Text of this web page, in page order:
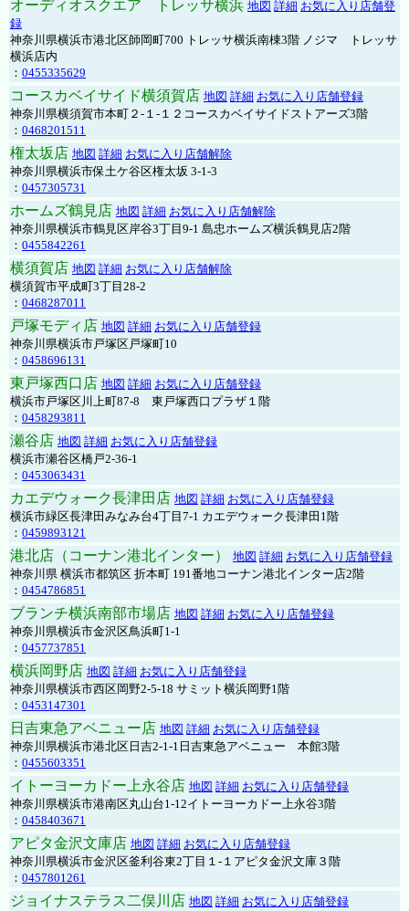
オーディオスクエア トレッサ横浜 地図 詳細 お気に入り店舗登
録
神奈川県横浜市港北区師岡町700 トレッサ横浜南棟3階 ノジマ トレッサ
横浜店内
： 0455335629
コースカベイサイド横須賀店 地図 詳細 お気に入り店舗登録
神奈川県横須賀市本町２-１-１２コースカベイサイドストアーズ3階
： 0468201511
権太坂店 地図 詳細 お気に入り店舗解除
神奈川県横浜市保土ケ谷区権太坂 3-1-3
： 0457305731
ホームズ鶴見店 地図 詳細 お気に入り店舗解除
神奈川県横浜市鶴見区岸谷3丁目9-1 島忠ホームズ横浜鶴見店2階
： 0455842261
横須賀店 地図 詳細 お気に入り店舗解除
横須賀市平成町3丁目28-2
： 0468287011
戸塚モディ店 地図 詳細 お気に入り店舗登録
神奈川県横浜市戸塚区戸塚町10
： 0458696131
東戸塚西口店 地図 詳細 お気に入り店舗登録
横浜市戸塚区川上町87-8 東戸塚西口プラザ１階
： 0458293811
瀬谷店 地図 詳細 お気に入り店舗登録
横浜市瀬谷区橋戸2-36-1
： 0453063431
カエデウォーク長津田店 地図 詳細 お気に入り店舗登録
横浜市緑区長津田みなみ台4丁目7-1 カエデウォーク長津田1階
： 0459893121
港北店（コーナン港北インター） 地図 詳細 お気に入り店舗登録
神奈川県 横浜市都筑区 折本町 191番地コーナン港北インター店2階
： 0454786851
ブランチ横浜南部市場店 地図 詳細 お気に入り店舗登録
神奈川県横浜市金沢区鳥浜町1-1
： 0457737851
横浜岡野店 地図 詳細 お気に入り店舗登録
神奈川県横浜市西区岡野2-5-18 サミット横浜岡野1階
： 0453147301
日吉東急アベニュー店 地図 詳細 お気に入り店舗登録
神奈川県横浜市港北区日吉2-1-1日吉東急アベニュー 本館3階
： 0455603351
イトーヨーカドー上永谷店 地図 詳細 お気に入り店舗登録
神奈川県横浜市港南区丸山台1-12イトーヨーカドー上永谷3階
： 0458403671
アピタ金沢文庫店 地図 詳細 お気に入り店舗登録
神奈川県横浜市金沢区釜利谷東2丁目１-１アピタ金沢文庫３階
： 0457801261
ジョイナステラス二俣川店 地図 詳細 お気に入り店舗登録